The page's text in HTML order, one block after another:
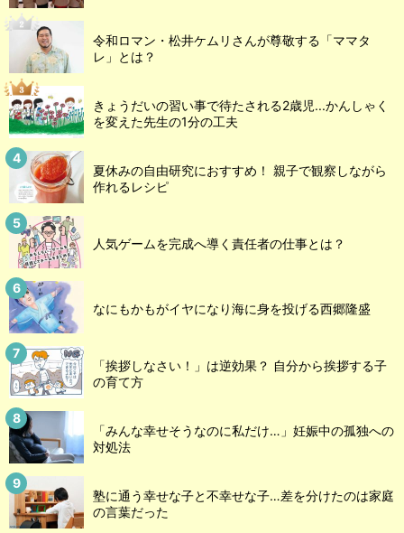
令和ロマン・松井ケムリさんが尊敬する「ママタ
レ」とは？
きょうだいの習い事で待たされる2歳児...かんしゃく
を変えた先生の1分の工夫
夏休みの自由研究におすすめ！ 親子で観察しながら
作れるレシピ
人気ゲームを完成へ導く責任者の仕事とは？
なにもかもがイヤになり海に身を投げる西郷隆盛
「挨拶しなさい！」は逆効果？ 自分から挨拶する子
の育て方
「みんな幸せそうなのに私だけ…」妊娠中の孤独への
対処法
塾に通う幸せな子と不幸せな子…差を分けたのは家庭
の言葉だった